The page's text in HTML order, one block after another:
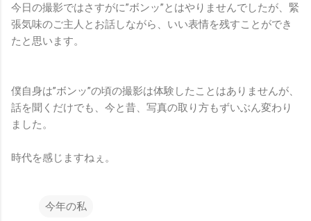
今日の撮影ではさすがに”ボンッ”とはやりませんでしたが、緊
張気味のご主人とお話しながら、いい表情を残すことができ
たと思います。
僕自身は”ボンッ”の頃の撮影は体験したことはありませんが、
話を聞くだけでも、今と昔、写真の取り方もずいぶん変わり
ました。
時代を感じますねぇ。
今年の私